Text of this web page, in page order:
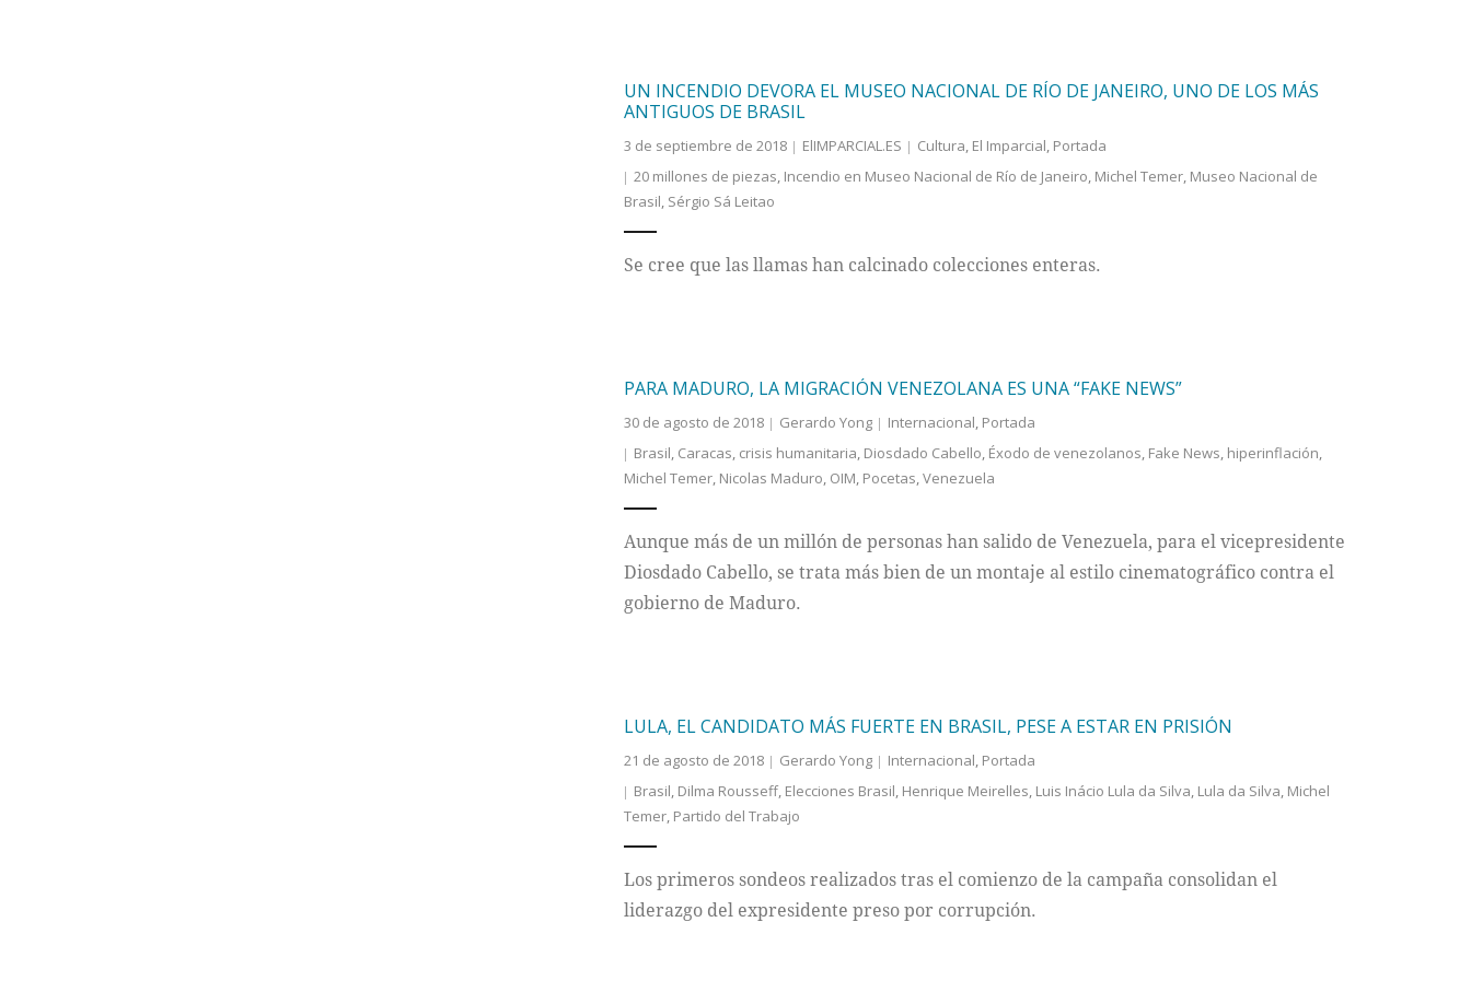
UN INCENDIO DEVORA EL MUSEO NACIONAL DE RÍO DE JANEIRO, UNO DE LOS MÁS
ANTIGUOS DE BRASIL
3 de septiembre de 2018 ElIMPARCIAL.ES Cultura, El Imparcial, Portada
20 millones de piezas, Incendio en Museo Nacional de Río de Janeiro, Michel Temer, Museo Nacional de
Brasil, Sérgio Sá Leitao
Se cree que las llamas han calcinado colecciones enteras.
PARA MADURO, LA MIGRACIÓN VENEZOLANA ES UNA “FAKE NEWS”
30 de agosto de 2018 Gerardo Yong Internacional, Portada
Brasil, Caracas, crisis humanitaria, Diosdado Cabello, Éxodo de venezolanos, Fake News, hiperinflación,
Michel Temer, Nicolas Maduro, OIM, Pocetas,Venezuela
Aunque más de un millón de personas han salido de Venezuela, para el vicepresidente
Diosdado Cabello, se trata más bien de un montaje al estilo cinematográfico contra el
gobierno de Maduro.
LULA, EL CANDIDATO MÁS FUERTE EN BRASIL, PESE A ESTAR EN PRISIÓN
21 de agosto de 2018 Gerardo Yong Internacional, Portada
Brasil, Dilma Rousseff, Elecciones Brasil, Henrique Meirelles, Luis Inácio Lula da Silva, Lula da Silva, Michel
Temer, Partido del Trabajo
Los primeros sondeos realizados tras el comienzo de la campaña consolidan el
liderazgo del expresidente preso por corrupción.